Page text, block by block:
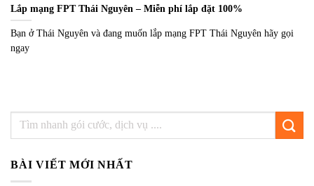
Lắp mạng FPT Thái Nguyên – Miễn phí lắp đặt 100%
Bạn ở Thái Nguyên và đang muốn lắp mạng FPT Thái Nguyên hãy gọi
ngay
BÀI VIẾT MỚI NHẤT